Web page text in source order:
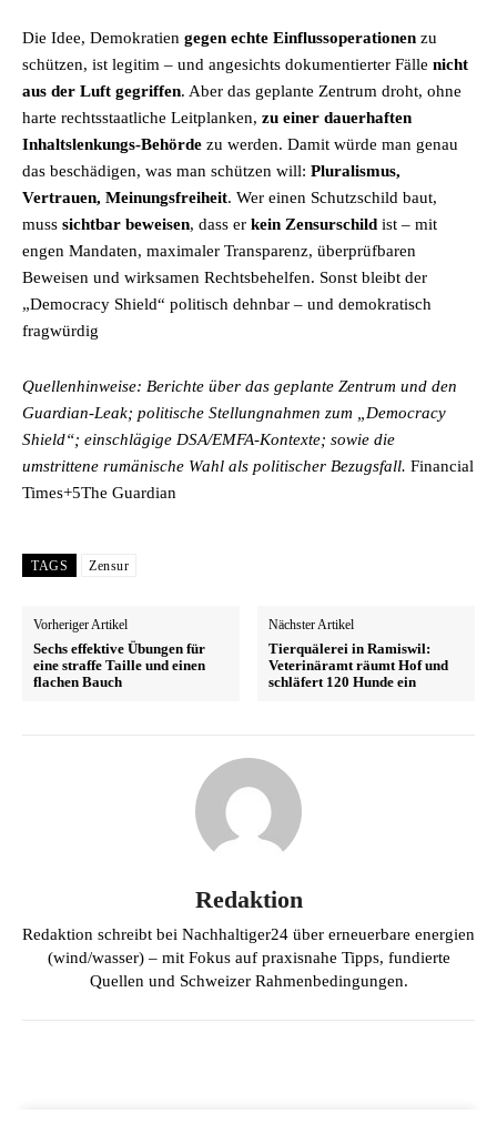
Die Idee, Demokratien gegen echte Einflussoperationen zu
schützen, ist legitim – und angesichts dokumentierter Fälle nicht
aus der Luft gegriffen. Aber das geplante Zentrum droht, ohne
harte rechtsstaatliche Leitplanken, zu einer dauerhaften
Inhaltslenkungs-Behörde zu werden. Damit würde man genau
das beschädigen, was man schützen will: Pluralismus,
Vertrauen, Meinungsfreiheit. Wer einen Schutzschild baut,
muss sichtbar beweisen, dass er kein Zensurschild ist – mit
engen Mandaten, maximaler Transparenz, überprüfbaren
Beweisen und wirksamen Rechtsbehelfen. Sonst bleibt der
„Democracy Shield“ politisch dehnbar – und demokratisch
fragwürdig
Quellenhinweise: Berichte über das geplante Zentrum und den
Guardian-Leak; politische Stellungnahmen zum „Democracy
Shield“; einschlägige DSA/EMFA-Kontexte; sowie die
umstrittene rumänische Wahl als politischer Bezugsfall. Financial
Times+5The Guardian
TAGS Zensur
Vorheriger Artikel
Sechs effektive Übungen für
eine straffe Taille und einen
flachen Bauch
Nächster Artikel
Tierquälerei in Ramiswil:
Veterinäramt räumt Hof und
schläfert 120 Hunde ein
Redaktion
Redaktion schreibt bei Nachhaltiger24 über erneuerbare energien
(wind/wasser) – mit Fokus auf praxisnahe Tipps, fundierte
Quellen und Schweizer Rahmenbedingungen.